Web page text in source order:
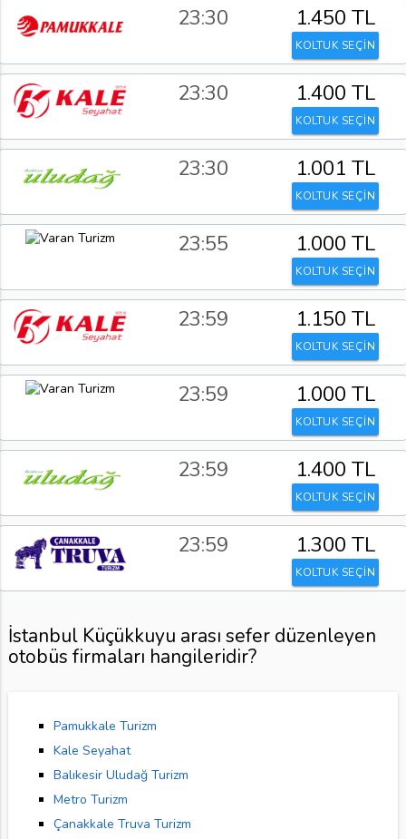
23:30 1.450 TL
KOLTUK SEÇİN
23:30 1.400 TL
KOLTUK SEÇİN
23:30 1.001 TL
KOLTUK SEÇİN
23:55 1.000 TL
KOLTUK SEÇİN
23:59 1.150 TL
KOLTUK SEÇİN
23:59 1.000 TL
KOLTUK SEÇİN
23:59 1.400 TL
KOLTUK SEÇİN
23:59 1.300 TL
KOLTUK SEÇİN
İstanbul Küçükkuyu arası sefer düzenleyen
otobüs firmaları hangileridir?
Pamukkale Turizm
Kale Seyahat
Balıkesir Uludağ Turizm
Metro Turizm
Çanakkale Truva Turizm